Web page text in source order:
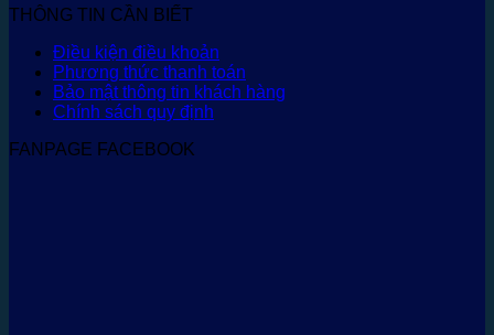
THÔNG TIN CẦN BIẾT
Điều kiện điều khoản
Phương thức thanh toán
Bảo mật thông tin khách hàng
Chính sách quy định
FANPAGE FACEBOOK